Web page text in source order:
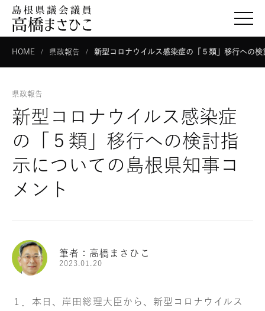
HOME 県政報告 新型コロナウイルス感染症の「５類」移行への
県政報告
新型コロナウイルス感染症
の「５類」移行への検討指
示についての島根県知事コ
メント
筆者：高橋まさひこ
2023.01.20
１．本日、岸田総理大臣から、新型コロナウイルス